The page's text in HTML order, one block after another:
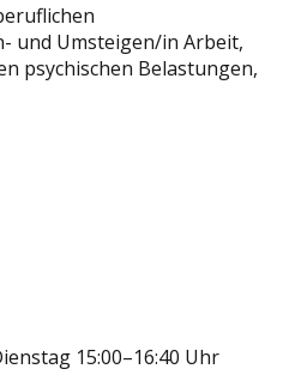
und Umsteigen/in Arbeit,
psychischen Belastungen,
15:00–16:40 Uhr